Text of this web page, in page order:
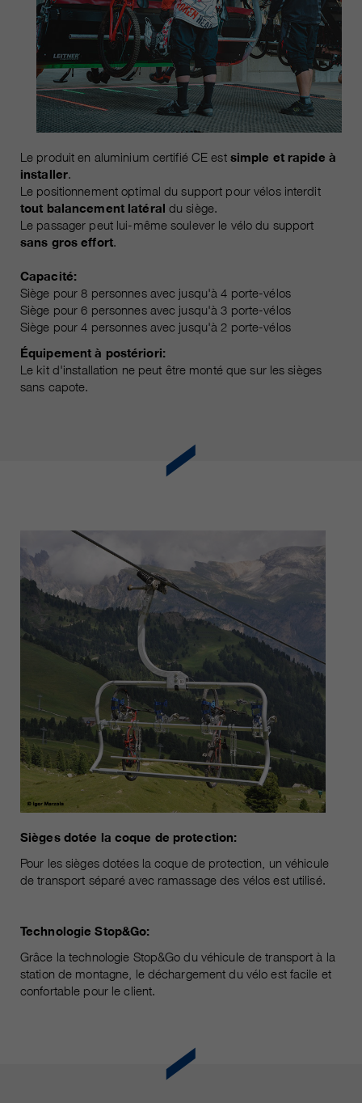
Le produit en aluminium certifié CE est simple et rapide à
installer.
Le positionnement optimal du support pour vélos interdit
tout balancement latéral du siège.
Le passager peut lui-même soulever le vélo du support
sans gros effort.
Capacité:
Siège pour 8 personnes avec jusqu'à 4 porte-vélos
Siège pour 6 personnes avec jusqu'à 3 porte-vélos
Siège pour 4 personnes avec jusqu'à 2 porte-vélos
Équipement à postériori:
Le kit d'installation ne peut être monté que sur les sièges
sans capote.
Sièges dotée la coque de protection:
Pour les sièges dotées la coque de protection, un véhicule
de transport séparé avec ramassage des vélos est utilisé.
Technologie Stop&Go:
Grâce la technologie Stop&Go du véhicule de transport à la
station de montagne, le déchargement du vélo est facile et
confortable pour le client.